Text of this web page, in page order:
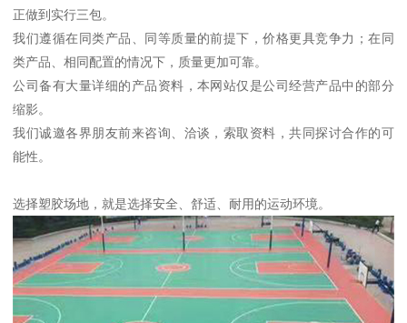
正做到实行三包。
我们遵循在同类产品、同等质量的前提下，价格更具竞争力；在同
类产品、相同配置的情况下，质量更加可靠。
公司备有大量详细的产品资料，本网站仅是公司经营产品中的部分
缩影。
我们诚邀各界朋友前来咨询、洽谈，索取资料，共同探讨合作的可
能性。
选择塑胶场地，就是选择安全、舒适、耐用的运动环境。